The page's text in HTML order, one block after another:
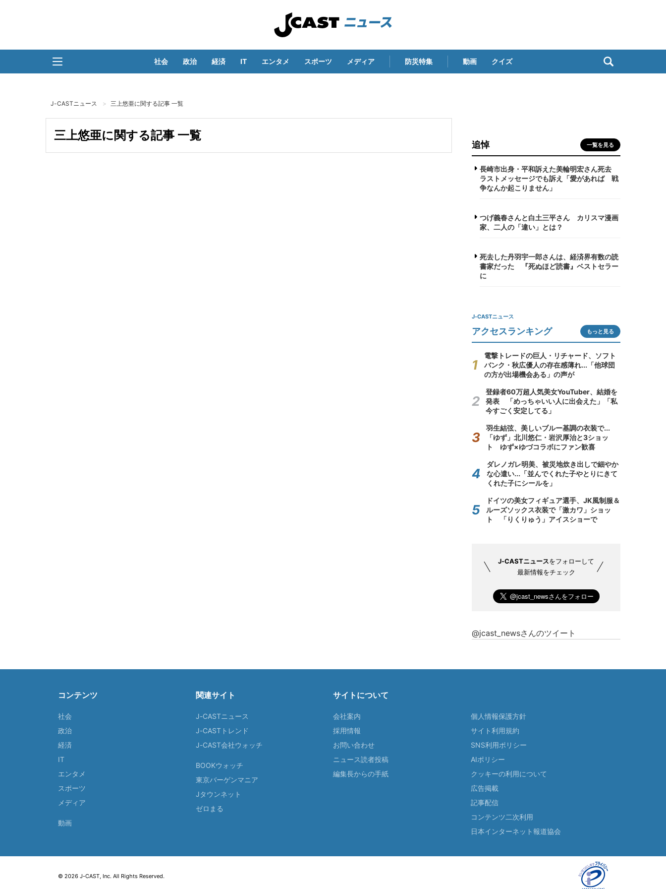
社会 政治 経済 IT エンタメ スポーツ メディア 防災特集 動画 クイズ
J-CASTニュース 三上悠亜に関する記事 一覧
三上悠亜に関する記事 一覧
追悼 一覧を見る
長崎市出身・平和訴えた美輪明宏さん死去
ラストメッセージでも訴え「愛があれば 戦
争なんか起こりません」
つげ義春さんと白土三平さん カリスマ漫画
家、二人の「違い」とは？
死去した丹羽宇一郎さんは、経済界有数の読
書家だった 『死ぬほど読書』ベストセラー
に
J-CASTニュース
アクセスランキング もっと見る
電撃トレードの巨人・リチャード、ソフト
バンク・秋広優人の存在感薄れ...「他球団
の方が出場機会ある」の声が
登録者60万超人気美女YouTuber、結婚を
発表 「めっちゃいい人に出会えた」「私
今すごく安定してる」
羽生結弦、美しいブルー基調の衣装で...
「ゆず」北川悠仁・岩沢厚治と3ショッ
ト ゆず×ゆづコラボにファン歓喜
ダレノガレ明美、被災地炊き出しで細やか
な心遣い...「並んでくれた子やとりにきて
くれた子にシールを」
ドイツの美女フィギュア選手、JK風制服＆
ルーズソックス衣装で「激カワ」ショッ
ト 「りくりゅう」アイスショーで
J-CASTニュースをフォローして
最新情報をチェック
@jcast_newsさんのツイート
コンテンツ
社会
政治
経済
IT
エンタメ
スポーツ
メディア
動画
関連サイト
J-CASTニュース
J-CASTトレンド
J-CAST会社ウォッチ
BOOKウォッチ
東京バーゲンマニア
Jタウンネット
ゼロまる
サイトについて
会社案内
採用情報
お問い合わせ
ニュース読者投稿
編集長からの手紙
個人情報保護方針
サイト利用規約
SNS利用ポリシー
AIポリシー
クッキーの利用について
広告掲載
記事配信
コンテンツ二次利用
日本インターネット報道協会
© 2026 J-CAST, Inc. All Rights Reserved.